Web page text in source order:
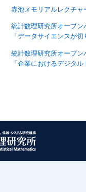
赤池メモリアルレクチ
統計数理研究所オープン
「データサイエンスが
統計数理研究所オープ
「企業におけるデジタ